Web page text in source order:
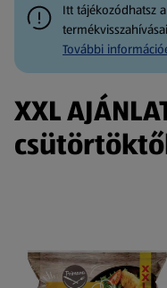
Itt tájékozódhatsz
További
XXL